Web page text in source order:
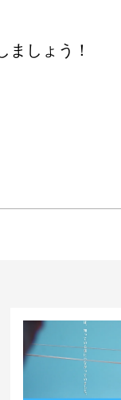
ましょう！